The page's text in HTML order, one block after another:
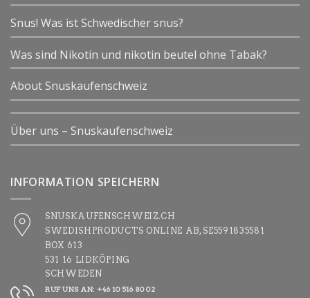
Snus! Was ist Schwedischer snus?
Was sind Nikotin und nikotin beutel ohne Tabak?
About Snuskaufenschweiz
Über uns – Snuskaufenschweiz
INFORMATION SPEICHERN
SNUSKAUFENSCHWEIZ.CH
SWEDISHPRODUCTS ONLINE AB, SE5591835581
BOX 613
531 16 LIDKÖPING
SCHWEDEN
RUF UNS AN: +46 10 516 80 02